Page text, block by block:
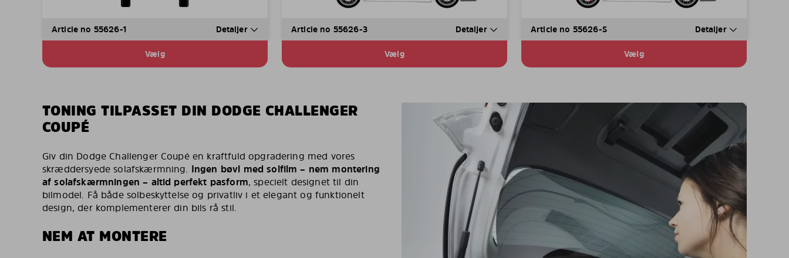
Article no 55626-1 Detaljer
Vælg
Article no 55626-3 Detaljer
Vælg
Article no 55626-S Detaljer
Vælg
TONING TILPASSET DIN DODGE CHALLENGER
COUPÉ
Giv din Dodge Challenger Coupé en kraftfuld opgradering med vores
skræddersyede solafskærmning. Ingen bøvl med solfilm – nem montering
af solafskærmningen – altid perfekt pasform, specielt designet til din
bilmodel. Få både solbeskyttelse og privatliv i et elegant og funktionelt
design, der komplementerer din bils rå stil.
NEM AT MONTERE